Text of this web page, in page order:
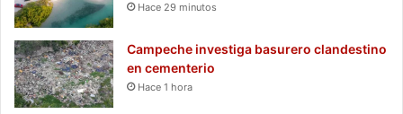
Hace 29 minutos
Campeche investiga basurero clandestino
en cementerio
Hace 1 hora